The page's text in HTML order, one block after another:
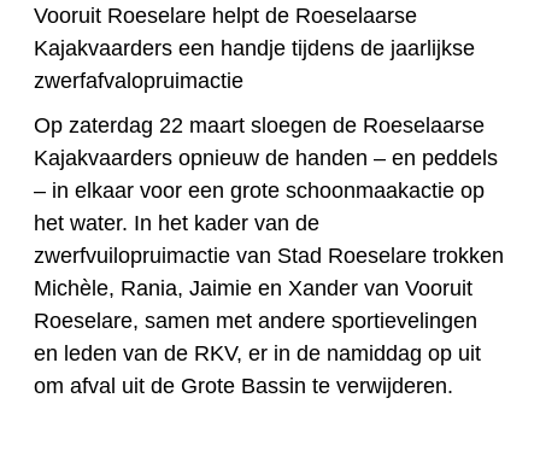
Vooruit Roeselare helpt de Roeselaarse
Kajakvaarders een handje tijdens de jaarlijkse
zwerfafvalopruimactie
Op zaterdag 22 maart sloegen de Roeselaarse
Kajakvaarders opnieuw de handen – en peddels
– in elkaar voor een grote schoonmaakactie op
het water. In het kader van de
zwerfvuilopruimactie van Stad Roeselare trokken
Michèle, Rania, Jaimie en Xander van Vooruit
Roeselare, samen met andere sportievelingen
en leden van de RKV, er in de namiddag op uit
om afval uit de Grote Bassin te verwijderen.